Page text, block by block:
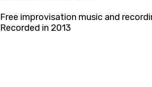
Free improvisation music and
Recorded in 2013